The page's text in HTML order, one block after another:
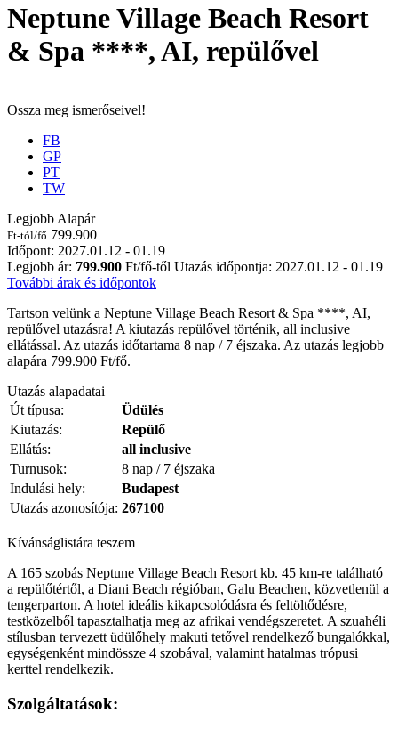
Neptune Village Beach Resort
& Spa ****, AI, repülővel
Ossza meg ismerőseivel!
FB
GP
PT
TW
Legjobb Alapár
Ft-tól/fő 799.900
Időpont: 2027.01.12 - 01.19
Legjobb ár: 799.900 Ft/fő-től Utazás időpontja: 2027.01.12 - 01.19
További árak és időpontok
Tartson velünk a Neptune Village Beach Resort & Spa ****, AI,
repülővel utazásra! A kiutazás repülővel történik, all inclusive
ellátással. Az utazás időtartama 8 nap / 7 éjszaka. Az utazás legjobb
alapára 799.900 Ft/fő.
Utazás alapadatai
Út típusa:
Üdülés
Kiutazás:
Repülő
Ellátás:
all inclusive
Turnusok:
8 nap / 7 éjszaka
Indulási hely:
Budapest
Utazás azonosítója: 267100
Kívánságlistára teszem
A 165 szobás Neptune Village Beach Resort kb. 45 km-re található
a repülőtértől, a Diani Beach régióban, Galu Beachen, közvetlenül a
tengerparton. A hotel ideális kikapcsolódásra és feltöltődésre,
testközelből tapasztalhatja meg az afrikai vendégszeretet. A szuahéli
stílusban tervezett üdülőhely makuti tetővel rendelkező bungalókkal,
egységenként mindössze 4 szobával, valamint hatalmas trópusi
kerttel rendelkezik.
Szolgáltatások: